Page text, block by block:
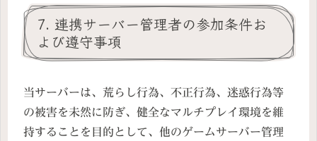
7. 連携サーバー管理者の参加条件お
よび遵守事項
当サーバーは、荒らし行為、不正行為、迷惑行為等
の被害を未然に防ぎ、健全なマルチプレイ環境を維
持することを目的として、他のゲームサーバー管理